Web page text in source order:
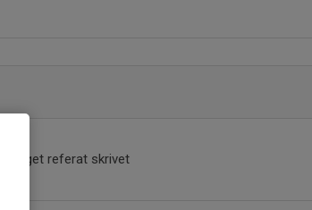
Inget referat skrivet